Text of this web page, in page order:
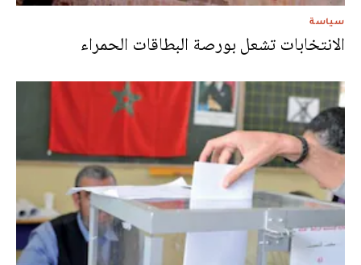
سياسة
الانتخابات تشعل بورصة البطاقات الحمراء